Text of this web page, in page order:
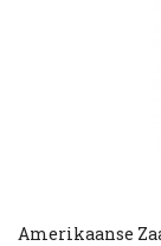
Amerikaanse